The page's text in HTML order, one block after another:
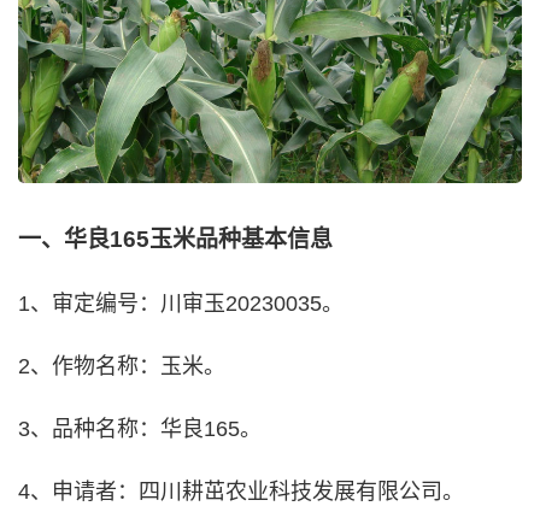
一、华良165玉米品种基本信息
1、审定编号：川审玉20230035。
2、作物名称：玉米。
3、品种名称：华良165。
4、申请者：四川耕茁农业科技发展有限公司。